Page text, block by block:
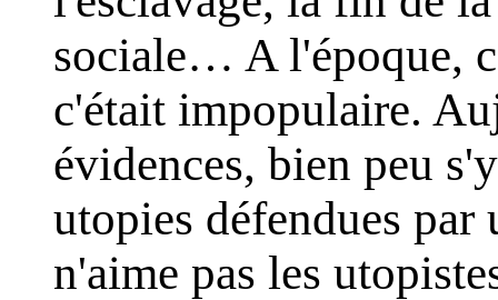
sociale… A l'époque,
c'était impopulaire.
évidences, bien peu
utopies défendues
n'aime pas les